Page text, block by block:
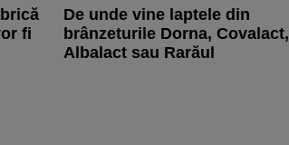
fi
De unde vine laptele din
brânzeturile Dorna, Covalact,
Albalact sau Rarăul